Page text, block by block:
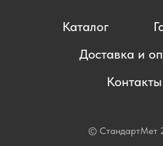
Каталог
Доставка и
Контакты
© СтандартМет